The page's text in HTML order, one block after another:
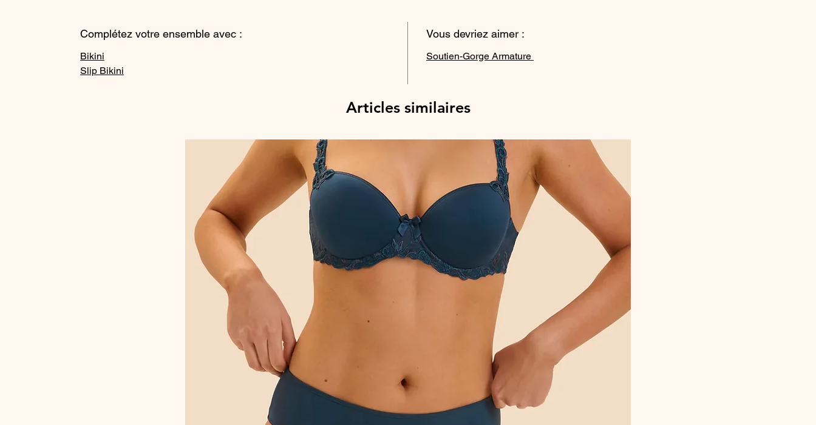
Complétez votre ensemble avec :
Bikini
Slip Bikini
Vous devriez aimer :
Soutien-Gorge Armature
Articles similaires